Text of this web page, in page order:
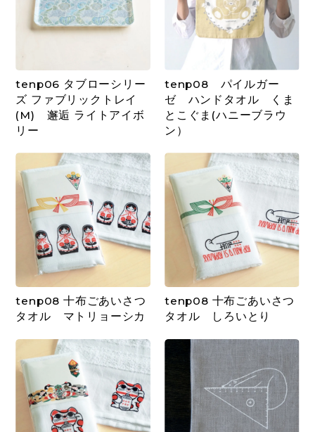
tenp06 タブローシリー
ズ ファブリックトレイ
(M) 邂逅 ライトアイボ
リー
tenp08 パイルガー
ゼ ハンドタオル くま
とこぐま(ハニーブラウ
ン）
tenp08 十布ごあいさつ
タオル マトリョーシカ
tenp08 十布ごあいさつ
タオル しろいとり